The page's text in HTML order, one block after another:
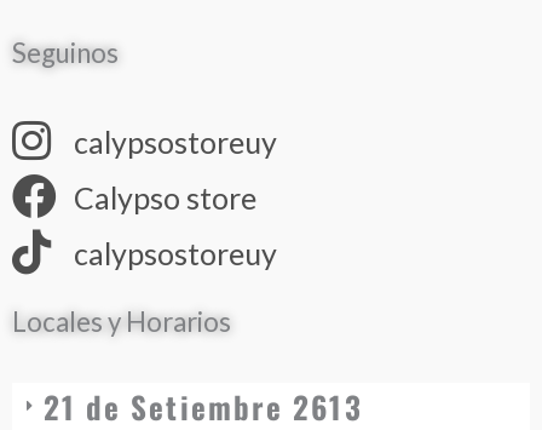
Seguinos
calypsostoreuy
Calypso store
calypsostoreuy
Locales y Horarios
21 de Setiembre 2613